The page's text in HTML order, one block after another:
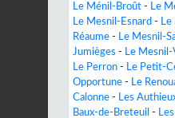
Le Ménil-Broût - Le
Le Mesnil-Esnard -
Réaume - Le Mesnil-
Jumièges - Le
Le Perron - Le Petit-
Opportune - Le
Calonne - Les
Baux-de-Breteuil -